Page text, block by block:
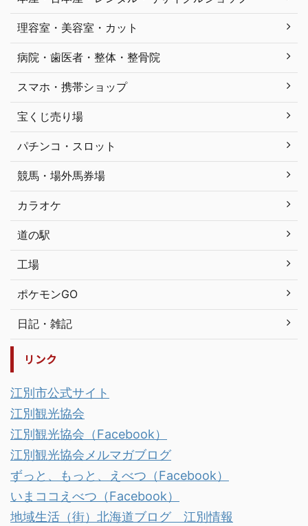
理容室・美容室・カット
病院・歯医者・整体・整骨院
スマホ・携帯ショップ
宝くじ売り場
パチンコ・スロット
競馬・場外馬券場
カラオケ
道の駅
工場
ポケモンGO
日記・雑記
リンク
江別市公式サイト
江別観光協会
江別観光協会（Facebook）
江別観光協会メルマガブログ
ずっと、もっと、えべつ（Facebook）
いまココえべつ（Facebook）
地域生活（街）北海道ブログ 江別情報